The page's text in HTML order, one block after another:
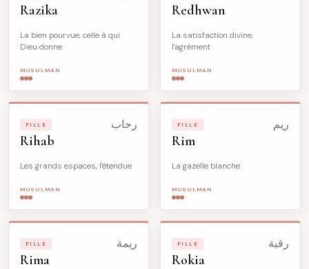
Razika
La bien pourvue, celle à qui
Dieu donne
MUSULMAN
Redhwan
La satisfaction divine,
l'agrément
MUSULMAN
FILLE رحاب
Rihab
Les grands espaces, l'étendue
MUSULMAN
FILLE ريم
Rim
La gazelle blanche
MUSULMAN
FILLE ريمة
Rima
FILLE رقية
Rokia